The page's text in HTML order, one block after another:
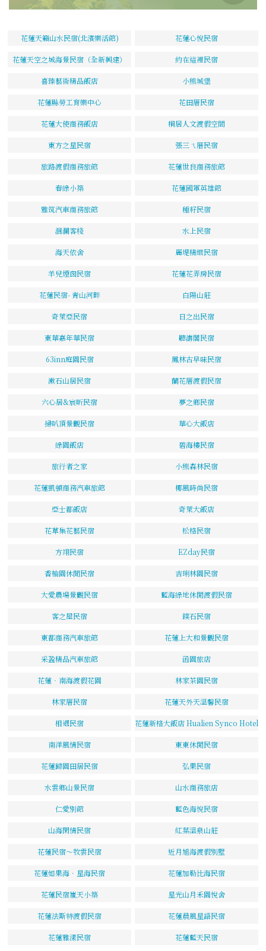
花蓮天籟山水民宿(北濱樂活館) 花蓮心悅民宿
花蓮天空之城海景民宿（全新興建） 約在這裡民宿
喜臻藝術精品飯店 小熊城堡
花蓮縣勞工育樂中心 花田厝民宿
花蓮大使商務飯店 桐居人文渡假空間
東方之星民宿 張三ㄟ厝民宿
旅路渡假商務旅館 花蓮世良商務旅館
春綠小築 花蓮國軍英雄館
雅筑汽車商務旅館 種籽民宿
洄瀾客棧 水上民宿
海天依舍 麗堤精緻民宿
羊兒煙囪民宿 花蓮花弄房民宿
花蓮民宿- 青山河畔 白陽山莊
奇萊亞民宿 日之出民宿
東華嘉年華民宿 聽濤閣民宿
63inn庭園民宿 鳳林古早味民宿
漱石山居民宿 蘭花厝渡假民宿
六心居&宸昕民宿 夢之鄉民宿
掃叭頂景觀民宿 華心大飯店
綠園飯店 碧海樓民宿
旅行者之家 小熊森林民宿
花蓮凱頓商務汽車旅館 椰風時尚民宿
亞士都飯店 奇萊大飯店
花草集花藝民宿 松格民宿
方翊民宿 EZday民宿
香柚園休閒民宿 吉琍林園民宿
大愛農場景觀民宿 藍海綠地休閒渡假民宿
客之屋民宿 鏷石民宿
東都商務汽車旅館 花蓮上大和景觀民宿
采盈精品汽車旅館 函園旅店
花蓮‧南海渡假花園 林家茶園民宿
林家厝民宿 花蓮天外天溫馨民宿
相遇民宿 花蓮新格大飯店 Hualien Synco Hotel
南洋風情民宿 東東休閒民宿
花蓮歸園田居民宿 弘果民宿
水雲鄉山景民宿 山水商務旅店
仁愛別館 藍色海悅民宿
山海閑情民宿 紅葉溫泉山莊
花蓮民宿～牧雲民宿 近月旭海渡假別墅
花蓮如果海．星海民宿 花蓮加勒比海民宿
花蓮民宿嵐天小築 星光山月禾園悅舍
花蓮法斯特渡假民宿 花蓮晨風星語民宿
花蓮雅漾民宿 花蓮藍天民宿